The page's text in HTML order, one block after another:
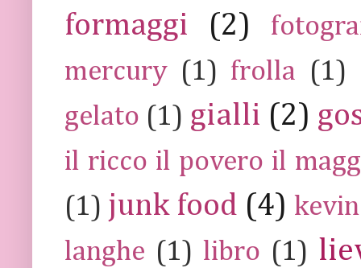
formaggi
(2)
mercury (1) frolla (1)
gelato (1) gialli (2)
il ricco il povero il
(1) junk food (4)
langhe (1) libro (1)